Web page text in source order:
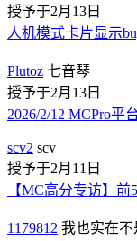
授予于2月13日
人机模式卡片显示
Plutoz 七音琴
授予于2月13日
2026/2/12 MCPro平
scv2 scv
授予于2月11日
【MC高分专访】
1179812 我也实在不